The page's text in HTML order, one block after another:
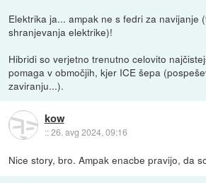
Elektrika ja... ampak ne s fedri za navijanje
shranjevanja elektrike)!
Hibridi so verjetno trenutno celovito
pomaga v območjih, kjer ICE šepa
zaviranju...).
kow
::26. avg 2024, 09:16
Nice story, bro. Ampak enacbe pravijo, da